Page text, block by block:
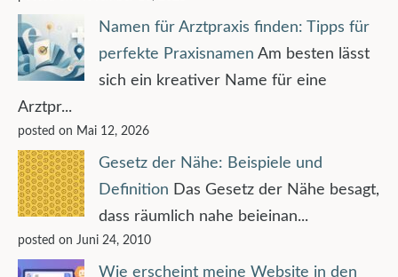
Namen für Arztpraxis finden: Tipps für
perfekte Praxisnamen Am besten lässt
sich ein kreativer Name für eine
Arztpr...
posted on Mai 12, 2026
Gesetz der Nähe: Beispiele und
Definition Das Gesetz der Nähe besagt,
dass räumlich nahe beieinan...
posted on Juni 24, 2010
Wie erscheint meine Website in den